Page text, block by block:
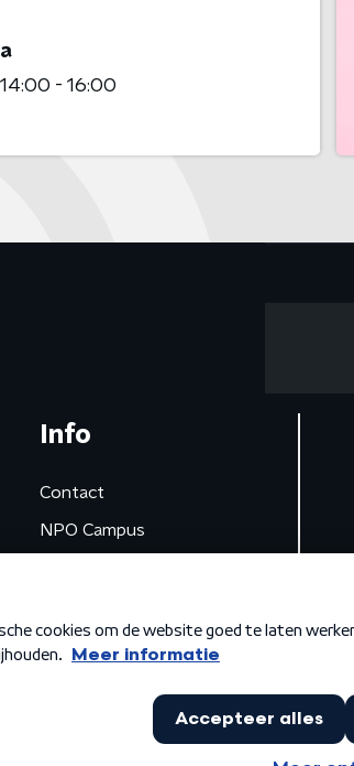
14:00 - 16:00
Info
Contact
NPO Campus